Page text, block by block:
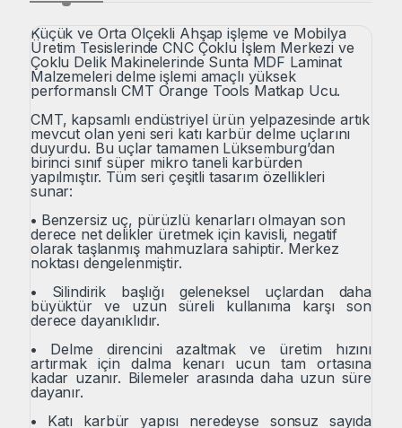
Küçük ve Orta Ölçekli Ahşap işleme ve Mobilya
Üretim Tesislerinde CNC Çoklu İşlem Merkezi ve
Çoklu Delik Makinelerinde Sunta MDF Laminat
Malzemeleri delme işlemi amaçlı yüksek
performanslı CMT Orange Tools Matkap Ucu.
CMT, kapsamlı endüstriyel ürün yelpazesinde artık
mevcut olan yeni seri katı karbür delme uçlarını
duyurdu. Bu uçlar tamamen Lüksemburg’dan
birinci sınıf süper mikro taneli karbürden
yapılmıştır. Tüm seri çeşitli tasarım özellikleri
sunar:
• Benzersiz uç, pürüzlü kenarları olmayan son
derece net delikler üretmek için kavisli, negatif
olarak taşlanmış mahmuzlara sahiptir. Merkez
noktası dengelenmiştir.
• Silindirik başlığı geleneksel uçlardan daha
büyüktür ve uzun süreli kullanıma karşı son
derece dayanıklıdır.
• Delme direncini azaltmak ve üretim hızını
artırmak için dalma kenarı ucun tam ortasına
kadar uzanır. Bilemeler arasında daha uzun süre
dayanır.
• Katı karbür yapısı neredeyse sonsuz sayıda